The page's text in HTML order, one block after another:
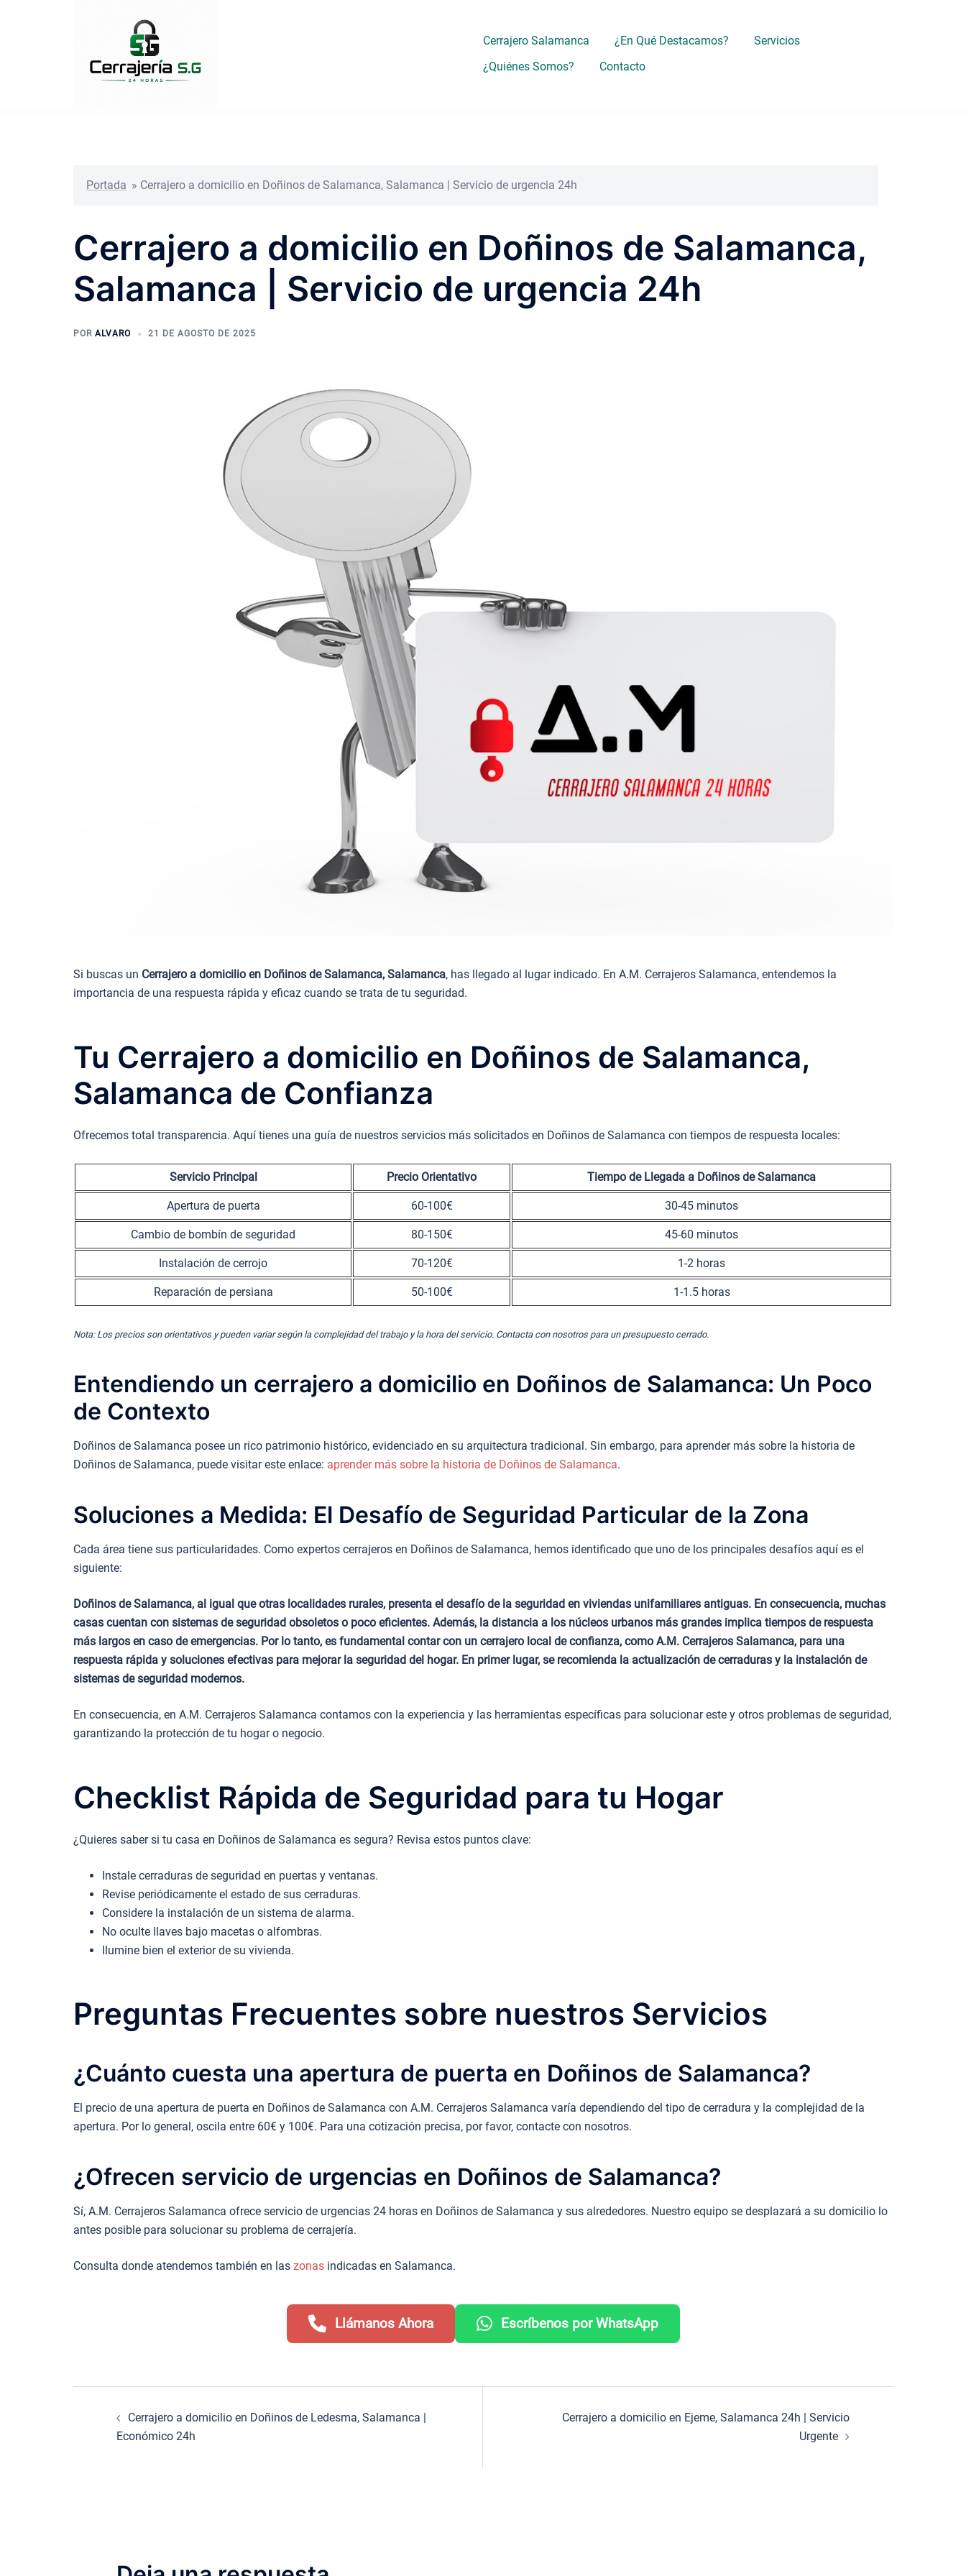
Cerrajero Salamanca ¿En Qué Destacamos?
Servicios
¿Quiénes Somos?
Contacto
Portada » Cerrajero a domicilio en Doñinos de Salamanca, Salamanca | Servicio de urgencia 24h
Cerrajero a domicilio en Doñinos de Salamanca,
Salamanca | Servicio de urgencia 24h
POR ALVARO 21 DE AGOSTO DE 2025
Si buscas un Cerrajero a domicilio en Doñinos de Salamanca, Salamanca, has llegado al lugar indicado. En A.M. Cerrajeros Salamanca, entendemos la
importancia de una respuesta rápida y eficaz cuando se trata de tu seguridad.
Tu Cerrajero a domicilio en Doñinos de Salamanca,
Salamanca de Confianza
Ofrecemos total transparencia. Aquí tienes una guía de nuestros servicios más solicitados en Doñinos de Salamanca con tiempos de respuesta locales:
Servicio Principal Precio Orientativo Tiempo de Llegada a Doñinos de Salamanca
Apertura de puerta 60-100€ 30-45 minutos
Cambio de bombín de seguridad 80-150€ 45-60 minutos
Instalación de cerrojo 70-120€ 1-2 horas
Reparación de persiana 50-100€ 1-1.5 horas
Nota: Los precios son orientativos y pueden variar según la complejidad del trabajo y la hora del servicio. Contacta con nosotros para un presupuesto cerrado.
Entendiendo un cerrajero a domicilio en Doñinos de Salamanca: Un Poco
de Contexto
Doñinos de Salamanca posee un rico patrimonio histórico, evidenciado en su arquitectura tradicional. Sin embargo, para aprender más sobre la historia de
Doñinos de Salamanca, puede visitar este enlace: aprender más sobre la historia de Doñinos de Salamanca.
Soluciones a Medida: El Desafío de Seguridad Particular de la Zona
Cada área tiene sus particularidades. Como expertos cerrajeros en Doñinos de Salamanca, hemos identificado que uno de los principales desafíos aquí es el
siguiente:
Doñinos de Salamanca, al igual que otras localidades rurales, presenta el desafío de la seguridad en viviendas unifamiliares antiguas. En consecuencia, muchas
casas cuentan con sistemas de seguridad obsoletos o poco eficientes. Además, la distancia a los núcleos urbanos más grandes implica tiempos de respuesta
más largos en caso de emergencias. Por lo tanto, es fundamental contar con un cerrajero local de confianza, como A.M. Cerrajeros Salamanca, para una
respuesta rápida y soluciones efectivas para mejorar la seguridad del hogar. En primer lugar, se recomienda la actualización de cerraduras y la instalación de
sistemas de seguridad modernos.
En consecuencia, en A.M. Cerrajeros Salamanca contamos con la experiencia y las herramientas específicas para solucionar este y otros problemas de seguridad,
garantizando la protección de tu hogar o negocio.
Checklist Rápida de Seguridad para tu Hogar
¿Quieres saber si tu casa en Doñinos de Salamanca es segura? Revisa estos puntos clave:
Instale cerraduras de seguridad en puertas y ventanas.
Revise periódicamente el estado de sus cerraduras.
Considere la instalación de un sistema de alarma.
No oculte llaves bajo macetas o alfombras.
Ilumine bien el exterior de su vivienda.
Preguntas Frecuentes sobre nuestros Servicios
¿Cuánto cuesta una apertura de puerta en Doñinos de Salamanca?
El precio de una apertura de puerta en Doñinos de Salamanca con A.M. Cerrajeros Salamanca varía dependiendo del tipo de cerradura y la complejidad de la
apertura. Por lo general, oscila entre 60€ y 100€. Para una cotización precisa, por favor, contacte con nosotros.
¿Ofrecen servicio de urgencias en Doñinos de Salamanca?
Sí, A.M. Cerrajeros Salamanca ofrece servicio de urgencias 24 horas en Doñinos de Salamanca y sus alrededores. Nuestro equipo se desplazará a su domicilio lo
antes posible para solucionar su problema de cerrajería.
Consulta donde atendemos también en las zonas indicadas en Salamanca.
Llámanos Ahora Escríbenos por WhatsApp
Navegación
Cerrajero a domicilio en Doñinos de Ledesma, Salamanca |
Económico 24h
Cerrajero a domicilio en Ejeme, Salamanca 24h | Servicio
Urgente